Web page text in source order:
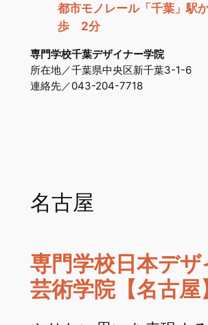
都市モノレール「千葉」駅
歩 2分
専門学校千葉デザイナー学院
所在地／千葉県中央区新千葉3-1-6
連絡先／043-204-7718
名古屋
専門学校日本デ
芸術学院【名古屋】